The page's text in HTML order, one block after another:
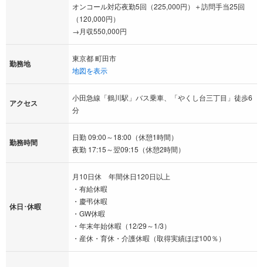
オンコール対応夜勤5回（225,000円）＋訪問手当25回
（120,000円）
→月収550,000円
勤務地
東京都 町田市
地図を表示
アクセス
小田急線「鶴川駅」バス乗車、「やくし台三丁目」徒歩6
分
勤務時間
日勤 09:00～18:00（休憩1時間）
夜勤 17:15～翌09:15（休憩2時間）
休日･休暇
月10日休 年間休日120日以上
・有給休暇
・慶弔休暇
・GW休暇
・年末年始休暇（12/29～1/3）
・産休・育休・介護休暇（取得実績ほぼ100％）